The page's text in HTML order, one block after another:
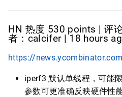
HN 热度 530 points | 评
者：calcifer | 18 hours
https://
iperf3 默认单线程，可能
参数可更准确反映硬件性能